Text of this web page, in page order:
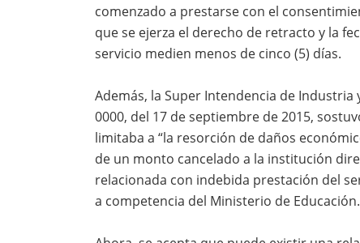
comenzado a prestarse con el
que se ejerza el derecho de retracto y la
servicio medien menos de cinco (5) días.
Además, la Super Intendencia de Industria
0000, del 17 de septiembre de 2015,
limitaba a “la resorción de daños
de un monto cancelado a la institución
relacionada con indebida prestación del
a competencia del Ministerio de Educación.